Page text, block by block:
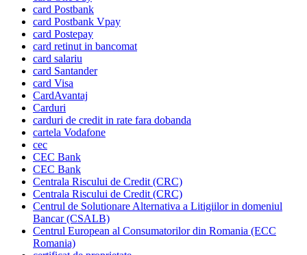
card Postbank
card Postbank Vpay
card Postepay
card retinut in bancomat
card salariu
card Santander
card Visa
CardAvantaj
Carduri
carduri de credit in rate fara dobanda
cartela Vodafone
cec
CEC Bank
CEC Bank
Centrala Riscului de Credit (CRC)
Centrala Riscului de Credit (CRC)
Centrul de Solutionare Alternativa a Litigiilor in domeniul
Bancar (CSALB)
Centrul European al Consumatorilor din Romania (ECC
Romania)